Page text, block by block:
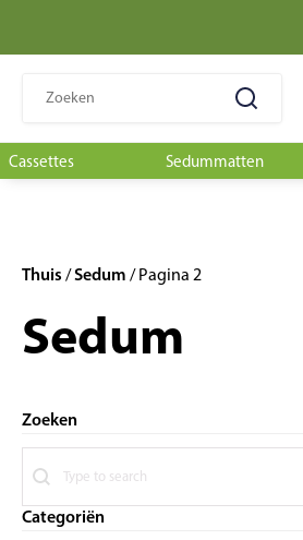
Zoeken
Cassettes Sedummatten
Thuis /Sedum / Pagina 2
Sedum
Zoeken
Categoriën